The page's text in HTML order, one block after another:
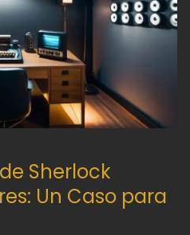
Sherlock
Un Caso para